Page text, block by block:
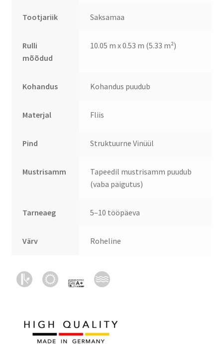
Tootjariik Saksamaa
Rulli
mõõdud
10.05 m x 0.53 m (5.33 m²)
Kohandus Kohandus puudub
Materjal Fliis
Pind Struktuurne Vinüül
Mustrisamm
Tapeedil mustrisamm puudub
(vaba paigutus)
Tarneaeg 5–10 tööpäeva
Värv Roheline